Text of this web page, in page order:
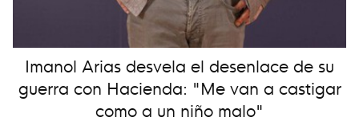
Imanol Arias desvela el desenlace de su
guerra con Hacienda: "Me van a castigar
como a un niño malo"